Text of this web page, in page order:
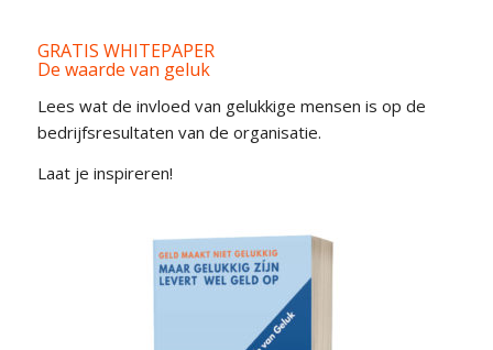
GRATIS WHITEPAPER
De waarde van geluk
Lees wat de invloed van gelukkige mensen is op de
bedrijfsresultaten van de organisatie.
Laat je inspireren!